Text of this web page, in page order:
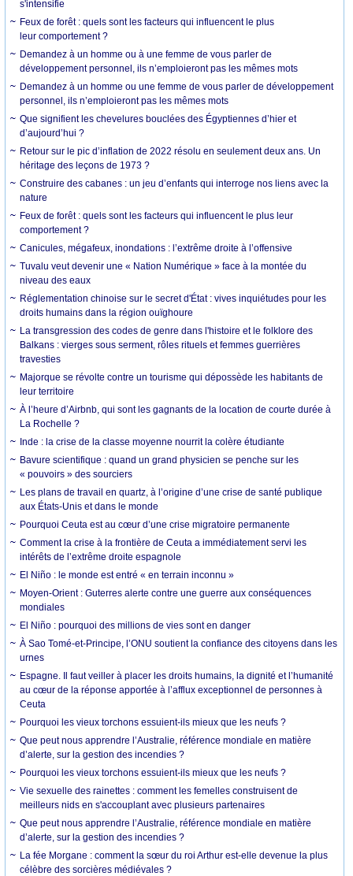
s'intensifie
Feux de forêt : quels sont les facteurs qui influencent le plus
leur comportement ?
Demandez à un homme ou à une femme de vous parler de
développement personnel, ils n’emploieront pas les mêmes mots
Demandez à un homme ou une femme de vous parler de développement
personnel, ils n’emploieront pas les mêmes mots
Que signifient les chevelures bouclées des Égyptiennes d’hier et
d’aujourd’hui ?
Retour sur le pic d’inflation de 2022 résolu en seulement deux ans. Un
héritage des leçons de 1973 ?
Construire des cabanes : un jeu d’enfants qui interroge nos liens avec la
nature
Feux de forêt : quels sont les facteurs qui influencent le plus leur
comportement ?
Canicules, mégafeux, inondations : l’extrême droite à l’offensive
Tuvalu veut devenir une « Nation Numérique » face à la montée du
niveau des eaux
Réglementation chinoise sur le secret d'État : vives inquiétudes pour les
droits humains dans la région ouïghoure
La transgression des codes de genre dans l'histoire et le folklore des
Balkans : vierges sous serment, rôles rituels et femmes guerrières
travesties
Majorque se révolte contre un tourisme qui dépossède les habitants de
leur territoire
À l’heure d’Airbnb, qui sont les gagnants de la location de courte durée à
La Rochelle ?
Inde : la crise de la classe moyenne nourrit la colère étudiante
Bavure scientifique : quand un grand physicien se penche sur les
« pouvoirs » des sourciers
Les plans de travail en quartz, à l’origine d’une crise de santé publique
aux États-Unis et dans le monde
Pourquoi Ceuta est au cœur d’une crise migratoire permanente
Comment la crise à la frontière de Ceuta a immédiatement servi les
intérêts de l’extrême droite espagnole
El Niño : le monde est entré « en terrain inconnu »
Moyen-Orient : Guterres alerte contre une guerre aux conséquences
mondiales
El Niño : pourquoi des millions de vies sont en danger
À Sao Tomé-et-Principe, l’ONU soutient la confiance des citoyens dans les
urnes
Espagne. Il faut veiller à placer les droits humains, la dignité et l’humanité
au cœur de la réponse apportée à l’afflux exceptionnel de personnes à
Ceuta
Pourquoi les vieux torchons essuient-ils mieux que les neufs ?
Que peut nous apprendre l’Australie, référence mondiale en matière
d’alerte, sur la gestion des incendies ?
Pourquoi les vieux torchons essuient-ils mieux que les neufs ?
Vie sexuelle des rainettes : comment les femelles construisent de
meilleurs nids en s'accouplant avec plusieurs partenaires
Que peut nous apprendre l’Australie, référence mondiale en matière
d’alerte, sur la gestion des incendies ?
La fée Morgane : comment la sœur du roi Arthur est-elle devenue la plus
célèbre des sorcières médiévales ?